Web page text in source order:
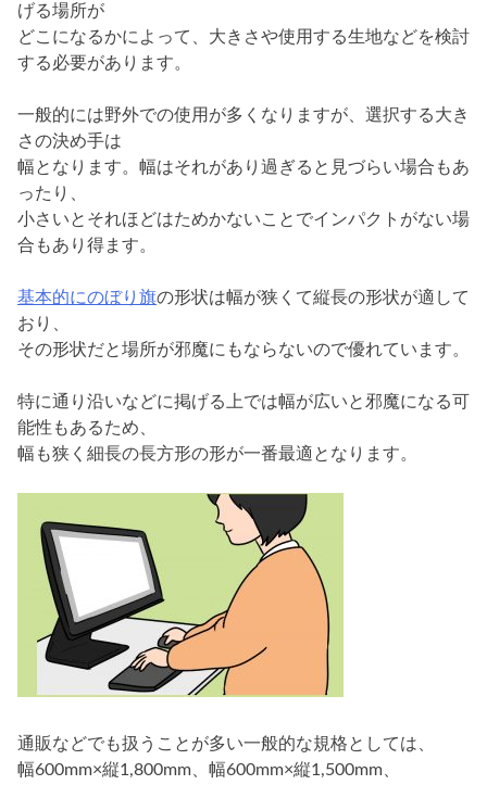
げる場所が
どこになるかによって、大きさや使用する生地などを検討
する必要があります。
一般的には野外での使用が多くなりますが、選択する大き
さの決め手は
幅となります。幅はそれがあり過ぎると見づらい場合もあ
ったり、
小さいとそれほどはためかないことでインパクトがない場
合もあり得ます。
基本的にのぼり旗の形状は幅が狭くて縦長の形状が適して
おり、
その形状だと場所が邪魔にもならないので優れています。
特に通り沿いなどに掲げる上では幅が広いと邪魔になる可
能性もあるため、
幅も狭く細長の長方形の形が一番最適となります。
通販などでも扱うことが多い一般的な規格としては、
幅600mm×縦1,800mm、幅600mm×縦1,500mm、